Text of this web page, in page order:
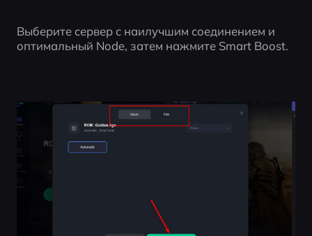
Выберите сервер с наилучшим соединением и
оптимальный Node, затем нажмите Smart Boost.